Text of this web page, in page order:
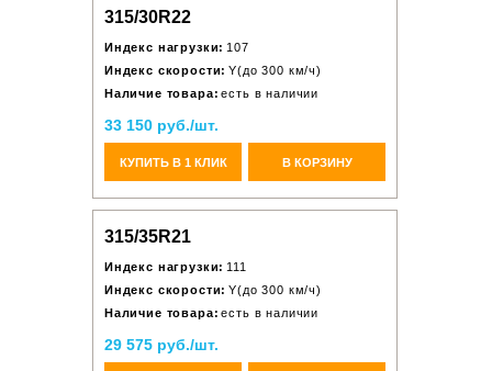
315/30R22
Индекс нагрузки: 107
Индекс скорости: Y(до 300 км/ч)
Наличие товара: есть в наличии
33 150 руб./шт.
КУПИТЬ В 1 КЛИК В КОРЗИНУ
315/35R21
Индекс нагрузки: 111
Индекс скорости: Y(до 300 км/ч)
Наличие товара: есть в наличии
29 575 руб./шт.